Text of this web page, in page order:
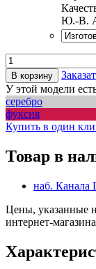
Ю.-В.
В корзину
У этой модели
серебро
фуксия
Купить в один
Товар в
наб. Канала
Цены, указанные
интернет-магазина